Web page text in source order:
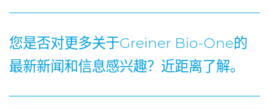
您是否对更多关于Greiner Bio-One的
最新新闻和信息感兴趣？近距离了解。